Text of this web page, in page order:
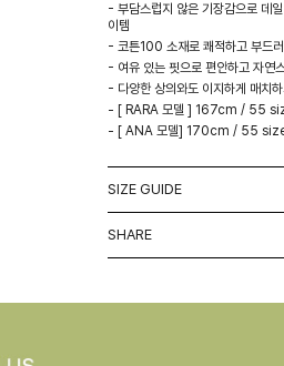
- 부담스럽지 않은 기장감으로 데
이템
- 코튼100 소재로 쾌적하고 부드
- 여유 있는 핏으로 편안하고 자연
- 다양한 상의와도 이지하게 매치
- [ RARA 모델 ] 167cm / 55
- [ ANA 모델] 170cm / 55
SIZE GUIDE
SHARE